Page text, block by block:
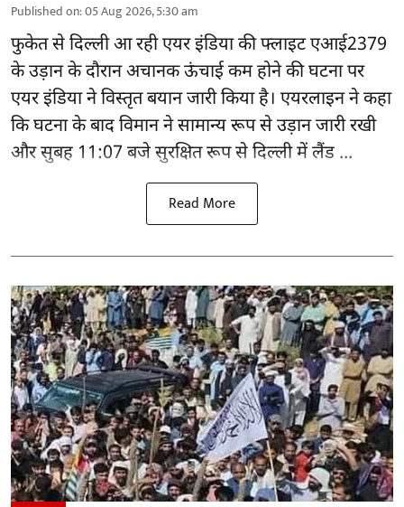
Published on:05 Aug 2026, 5:30 am
फुकेत सेदिल्लीआ रही एयर इंडिया की फ्लाइट एआई2379
के उड़ान के दौरान अचानक ऊंचाई कम होने की घटना पर
एयर इंडिया ने विस्तृत बयान जारी किया है। एयरलाइन ने कहा
कि घटना के बाद विमान ने सामान्य रूप से उड़ान जारी रखी
और सुबह 11:07 बजे सुरक्षित रूप से दिल्ली में लैंड ...
Read More